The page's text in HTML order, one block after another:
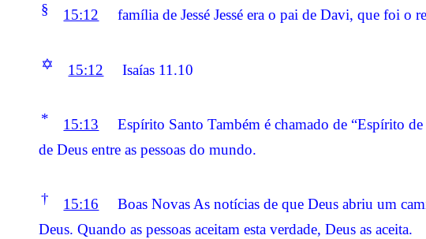
§ 15:12 família de Jessé Jessé era o pai de Davi, que foi o
✡ 15:12 Isaías 11.10
* 15:13
Espírito Santo Também é chamado de “Espírito
de Deus entre as pessoas do mundo.
† 15:16
Boas Novas As notícias de que Deus abriu um
Deus. Quando as pessoas aceitam esta verdade, Deus as aceita.